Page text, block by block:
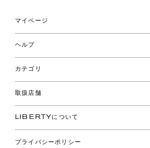
マイページ
ロイヤリティプログラム
パスワード再設定
ショッピングバッグ
ヘルプ
お問い合わせ
よくあるご質問
ご利用ガイド
カテゴリ
コレクション
ファブリックス
バッグ
取扱店舗
リバティ・ファブリックス
LIBERTYについて
プライバシーポリシー